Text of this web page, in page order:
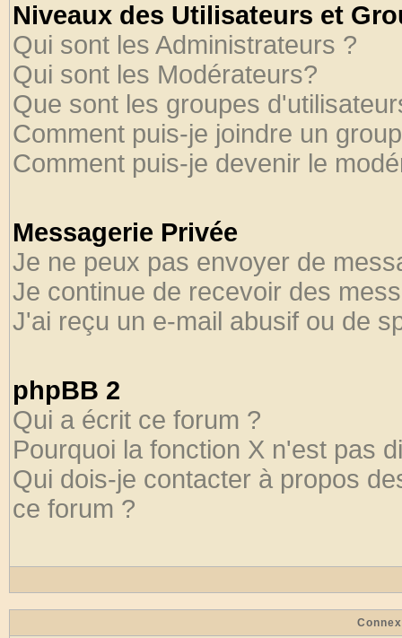
Niveaux des Utilisateurs et
Qui sont les Administrateurs ?
Qui sont les Modérateurs?
Que sont les groupes
Comment puis-je joindre un
Comment puis-je devenir le
Messagerie Privée
Je ne peux pas envoyer de
Je continue de recevoir des
J'ai reçu un e-mail abusif ou de
phpBB 2
Qui a écrit ce forum ?
Pourquoi la fonction X n'est pas
Qui dois-je contacter à propos
ce forum ?